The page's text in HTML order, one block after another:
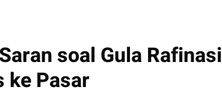
soal Gula Rafinasi
ke Pasar